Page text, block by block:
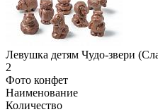
Левушка детям Чудо-звери
2
Фото конфет
Наименование
Количество